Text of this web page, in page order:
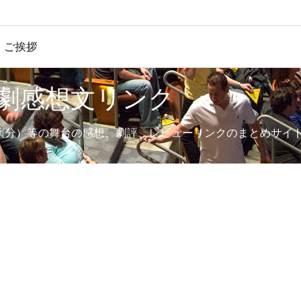
ご挨拶
感想文リンク
）等の舞台の感想、劇評、レビューリンクのまとめサイ